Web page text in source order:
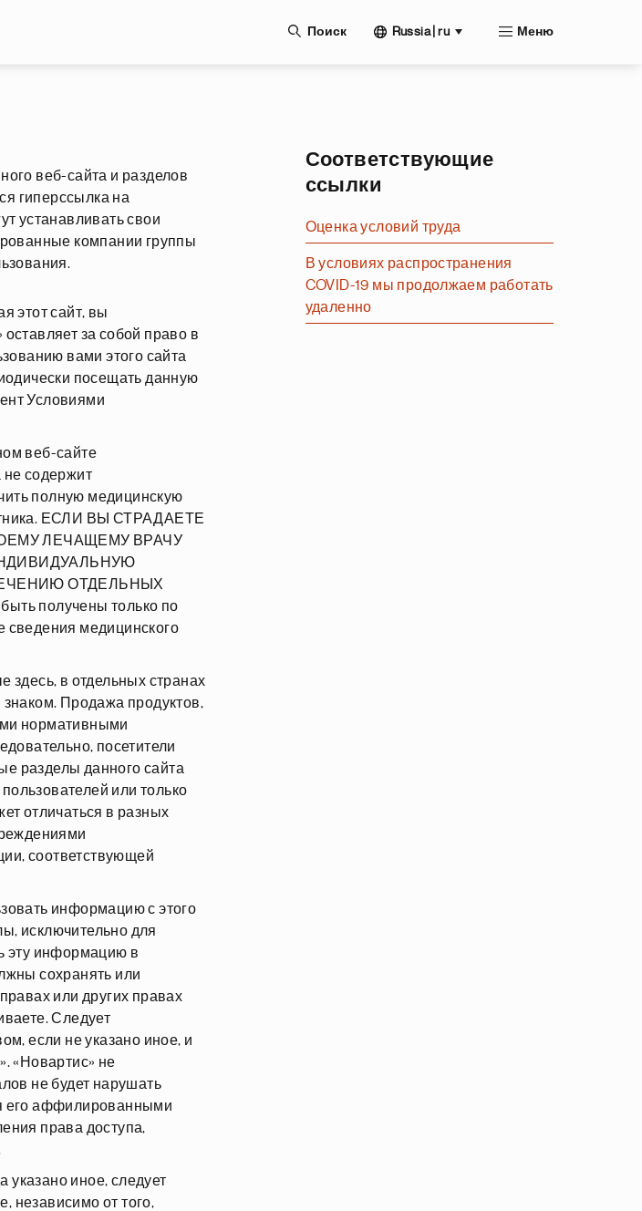
Поиск Russia | ru Меню
веб-сайта и разделов
гиперссылка на
устанавливать свои
компании группы
этот сайт, вы
за собой право в
вами этого сайта
посещать данную
Условиями
веб-сайте
не содержит
полную медицинскую
ЕСЛИ ВЫ СТРАДАЕТЕ
ЛЕЧАЩЕМУ ВРАЧУ
ОТДЕЛЬНЫХ
получены только по
сведения медицинского
в отдельных странах
Продажа продуктов,
нормативными
посетители
разделы данного сайта
или только
отличаться в разных
соответствующей
информацию с этого
исключительно для
эту информацию в
сохранять или
или других правах
Следует
если не указано иное, и
«Новартис» не
не будет нарушать
его аффилированными
права доступа,
указано иное, следует
независимо от того,
Соответствующие
ссылки
Оценка условий труда
В условиях распространения
COVID-19 мы продолжаем работать
удаленно